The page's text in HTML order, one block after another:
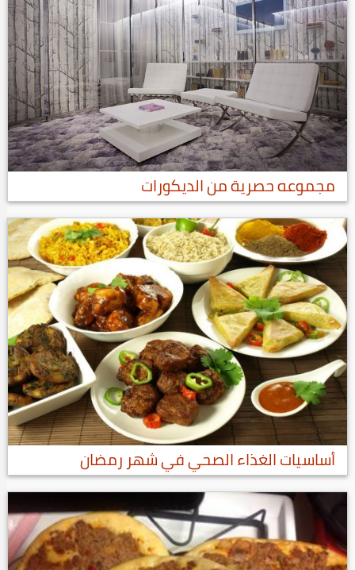
مجموعه حصرية من الديكورات
أساسيات الغذاء الصحي في شهر رمضان